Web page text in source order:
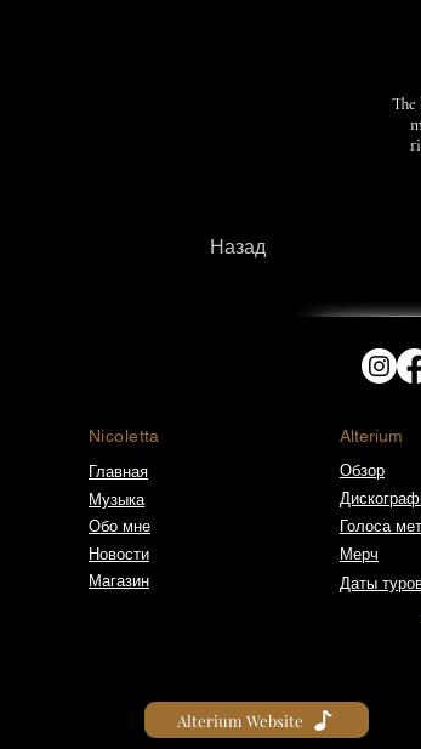
Назад
Nicoletta ​Alterium
Главная
Обзор
Музыка
Обо мне
Голоса
Новости
Мерч
Магазин
Даты
Alterium Website